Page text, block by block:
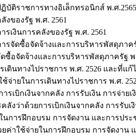
ติราชการทางอิเล็กทรอนิกส์ พ.ศ.2565
ของรัฐ พ.ศ. 2561
งินการคลังของรัฐ พ.ศ. 2561
จัดซื้อจัดจ้างและการบริหารพัสดุภาค
อจัดจ้างและการบริหารพัสดุภาครัฐ พ.
ดินทางไปราชการ พ.ศ. 2526 และที่แก้
ายในการเดินทางไปราชการ พ.ศ.
รเบิกเงินจากคลัง การรับเงิน การจ่า
งว่าด้วยการเบิกเงินจากคลัง การรับ
นการฝึกอบรม การจัดงาน และการปร
ค่าใช้จ่ายในการฝึกอบรม การจัดงาน